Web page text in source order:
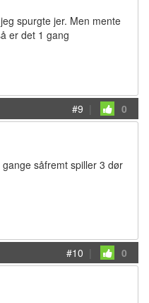
spurgte jer. Men mente
er det 1 gang
#9 | 0
såfremt spiller 3 dør
#10 | 0